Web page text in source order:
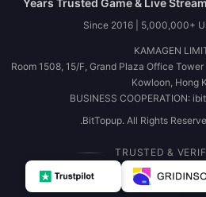
Since 2016 | 5,000,000+
KAMAGEN
Room 1508, 15/F, Grand Plaza Office
Kowloon, Hong
BUSINESS COOPERATION:
TRUSTED &